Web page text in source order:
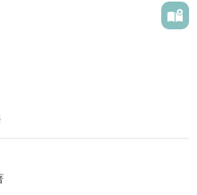
。
が盗まれた。
クソシスト・マリア★エメラルド
と共に、宝石を探す旅に出る。